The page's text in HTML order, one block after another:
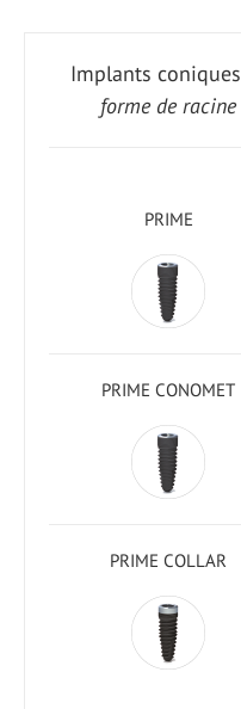
Implants coniques
forme de racine
PRIME
PRIME CONOMET
PRIME COLLAR